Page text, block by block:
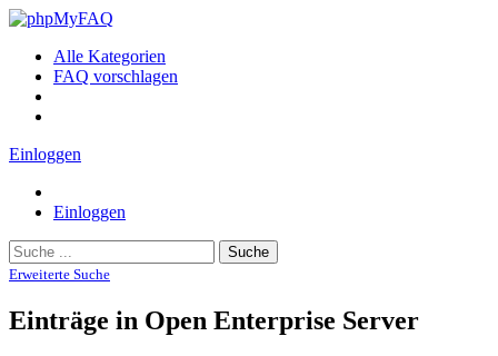
Alle Kategorien
FAQ vorschlagen
Einloggen
Einloggen
Suche
Erweiterte Suche
Einträge in Open Enterprise Server